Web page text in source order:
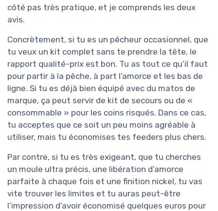
côté pas très pratique, et je comprends les deux
avis.
Concrètement, si tu es un pêcheur occasionnel, que
tu veux un kit complet sans te prendre la tête, le
rapport qualité-prix est bon. Tu as tout ce qu’il faut
pour partir à la pêche, à part l’amorce et les bas de
ligne. Si tu es déjà bien équipé avec du matos de
marque, ça peut servir de kit de secours ou de «
consommable » pour les coins risqués. Dans ce cas,
tu acceptes que ce soit un peu moins agréable à
utiliser, mais tu économises tes feeders plus chers.
Par contre, si tu es très exigeant, que tu cherches
un moule ultra précis, une libération d’amorce
parfaite à chaque fois et une finition nickel, tu vas
vite trouver les limites et tu auras peut-être
l’impression d’avoir économisé quelques euros pour